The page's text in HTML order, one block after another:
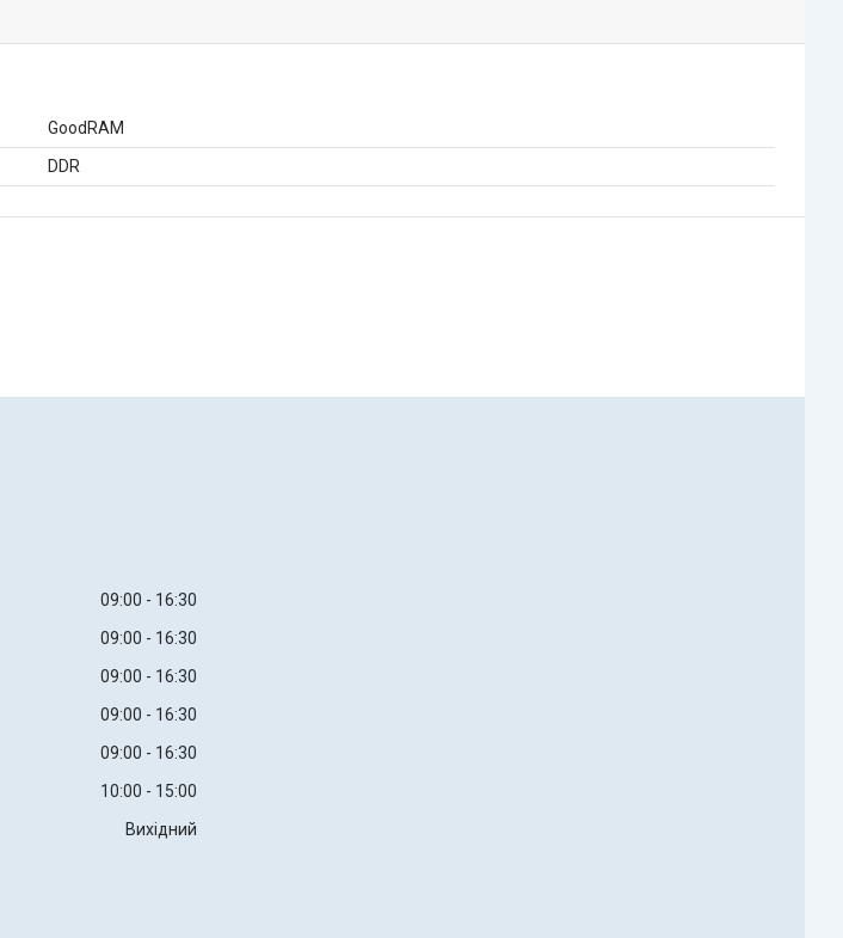
GoodRAM
DDR
09:00
16:30
09:00
16:30
09:00
16:30
09:00
16:30
09:00
16:30
10:00
15:00
Вихідний